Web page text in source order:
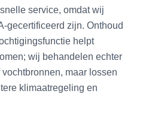
service, omdat wij
gecertificeerd zijn. Onthoud
helpt
wij behandelen echter
maar lossen
klimaatregeling en